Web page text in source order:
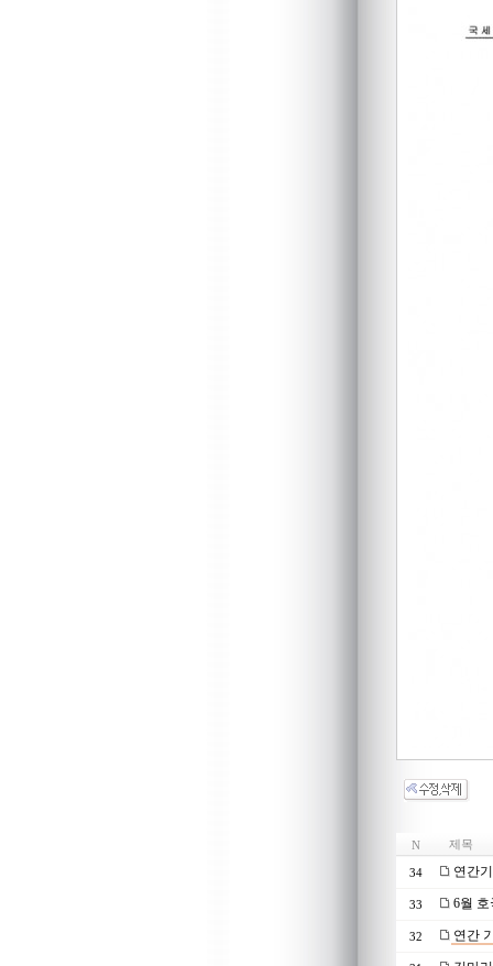
N 제목
34 연간
33 6월
32 연간